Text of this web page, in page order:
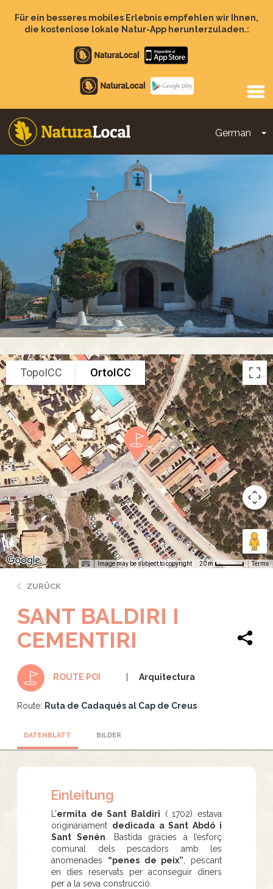
zumFür ein besseres mobiles Erlebnis empfehlen wir Ihnen,
die kostenlose lokale Natur-App herunterzuladen.:
Apple
store
Google
Play
German
Main
navigation
TopoICC OrtoICC
Image may be subject to copyright 20 m Terms
ZURÜCK
SANT BALDIRI I
CEMENTIRI
ROUTE POI Arquitectura
Route: Ruta de Cadaqués al Cap de Creus
DATENBLATT BILDER
Einleitung
L’ermita de Sant Baldiri ( 1702) estava
originàriament dedicada a Sant Abdó i
Sant Senén . Bastida gràcies a l’esforç
comunal dels pescadors amb les
anomenades “penes de peix” , pescant
en dies reservats per aconseguir diners
per a la seva construcció.